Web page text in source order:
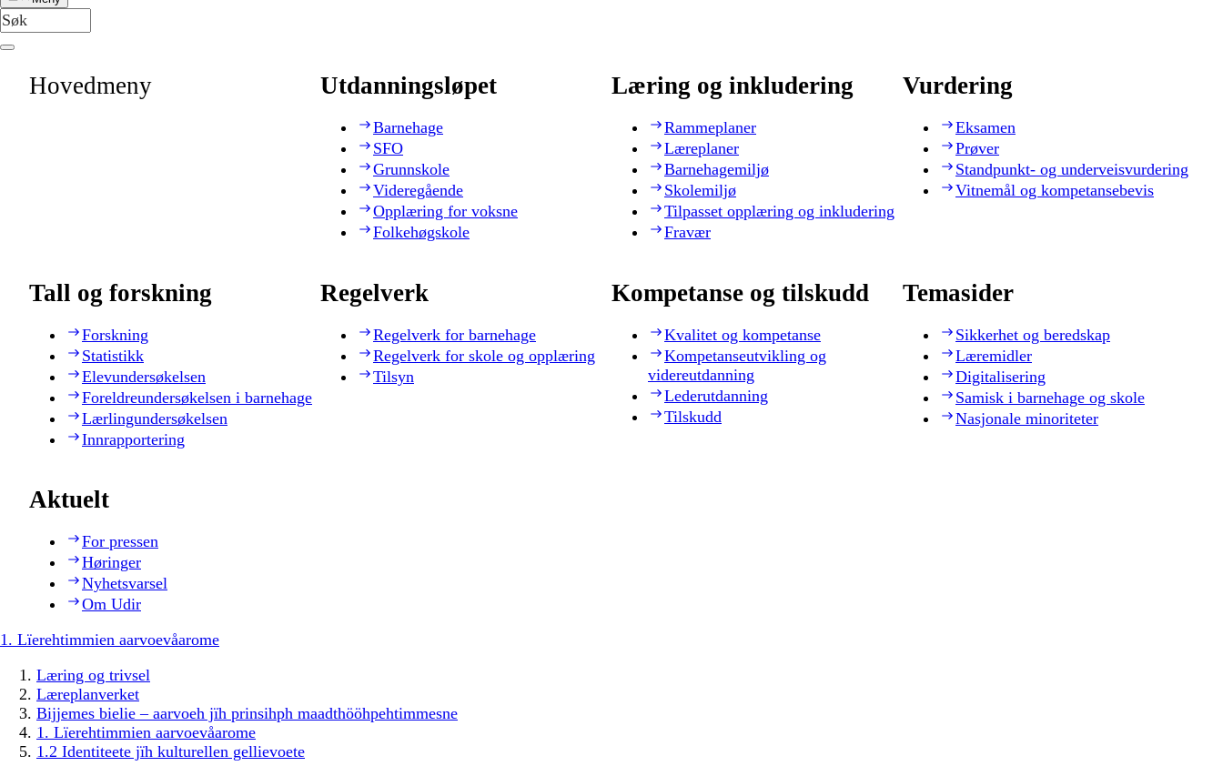
Hovedmeny Utdanningsløpet
Barnehage
SFO
Grunnskole
Videregående
Opplæring for voksne
Folkehøgskole
Læring og inkludering
Rammeplaner
Læreplaner
Barnehagemiljø
Skolemiljø
Tilpasset opplæring og inkludering
Fravær
Vurdering
Eksamen
Prøver
Standpunkt- og underveisvurdering
Vitnemål og kompetansebevis
Tall og forskning
Forskning
Statistikk
Elevundersøkelsen
Foreldreundersøkelsen i barnehage
Lærlingundersøkelsen
Innrapportering
Regelverk
Regelverk for barnehage
Regelverk for skole og opplæring
Tilsyn
Kompetanse og tilskudd
Kvalitet og kompetanse
Kompetanseutvikling og
videreutdanning
Lederutdanning
Tilskudd
Temasider
Sikkerhet og beredskap
Læremidler
Digitalisering
Samisk i barnehage og skole
Nasjonale minoriteter
Aktuelt
For pressen
Høringer
Nyhetsvarsel
Om Udir
1. Lïerehtimmien aarvoevåarome
Læring og trivsel
Læreplanverket
Bijjemes bielie – aarvoeh jïh prinsihph maadthööhpehtimmesne
1. Lïerehtimmien aarvoevåarome
1.2 Identiteete jïh kulturellen gellievoete